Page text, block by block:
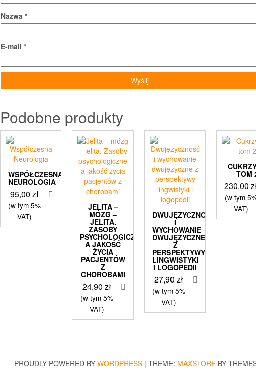
Nazwa *
E-mail *
Podobne produkty
WSPÓŁCZESNA
NEUROLOGIA
95,00zł
(w tym 5%
VAT)
JELITA –
MÓZG –
JELITA.
ZASOBY
PSYCHOLOGICZNE
A JAKOŚĆ
ŻYCIA
PACJENTÓW
Z
CHOROBAMI
24,90 zł
(w tym 5%
VAT)
DWUJĘZYCZNOŚĆ
I
WYCHOWANIE
DWUJĘZYCZNE
Z
PERSPEKTYWY
LINGWISTYKI
I LOGOPEDII
27,90zł
(w tym 5%
VAT)
TOM
230,00
(w tym
VAT)
PROUDLY POWERED BY WORDPRESS | THEME: MAXSTORE BY